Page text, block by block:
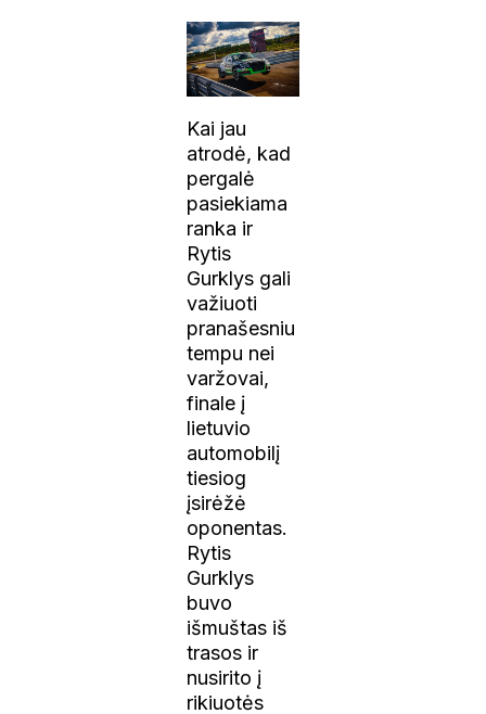
Kai jau
atrodė, kad
pergalė
pasiekiama
ranka ir
Rytis
Gurklys gali
važiuoti
pranašesniu
tempu nei
varžovai,
finale į
lietuvio
automobilį
tiesiog
įsirėžė
oponentas.
Rytis
Gurklys
buvo
išmuštas iš
trasos ir
nusirito į
rikiuotės